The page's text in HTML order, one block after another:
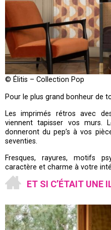
© Élitis – Collection Pop
Pour le plus grand bonheur de
Les imprimés rétros avec
viennent tapisser vos murs.
donneront du pep’s à vos
seventies.
Fresques, rayures, motifs
caractère et charme à votre
ET SI C’ÉTAIT UNE